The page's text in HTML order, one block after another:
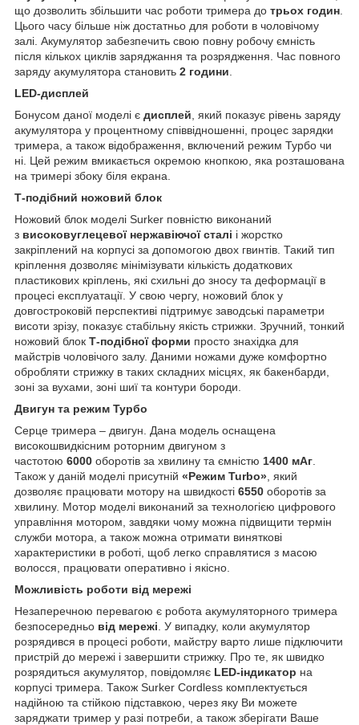
що дозволить збільшити час роботи тримера до трьох годин
Цього часу більше ніж достатньо для роботи в чоловічому
залі. Акумулятор забезпечить свою повну робочу ємність
після кількох циклів заряджання та розрядження. Час повного
заряду акумулятора становить 2 години
LED-дисплей
Бонусом даної моделі є дисплей , який показує рівень заряду
акумулятора у процентному співвідношенні, процес зарядки
тримера, а також відображення, включений режим Турбо чи
ні. Цей режим вмикається окремою кнопкою, яка розташована
на тримері збоку біля екрана.
Т-подібний ножовий блок
Ножовий блок моделі Surker повністю виконаний
з високовуглецевої нержавіючої сталі і жорстко
закріплений на корпусі за допомогою двох гвинтів. Такий тип
кріплення дозволяє мінімізувати кількість додаткових
пластикових кріплень, які схильні до зносу та деформації в
процесі експлуатації. У свою чергу, ножовий блок у
довгостроковій перспективі підтримує заводські параметри
висоти зрізу, показує стабільну якість стрижки. Зручний, тонкий
ножовий блок Т-подібної форми просто знахідка для
майстрів чоловічого залу. Даними ножами дуже комфортно
обробляти стрижку в таких складних місцях, як бакенбарди,
зоні за вухами, зоні шиї та контури бороди.
Двигун та режим Турбо
Серце тримера – двигун. Дана модель оснащена
високошвидкісним роторним двигуном з
частотою 6000 оборотів за хвилину та ємністю 1400 мАг
Також у даній моделі присутній «Режим Turbo» , який
дозволяє працювати мотору на швидкості 6550 оборотів за
хвилину. Мотор моделі виконаний за технологією цифрового
управління мотором, завдяки чому можна підвищити термін
служби мотора, а також можна отримати виняткові
характеристики в роботі, щоб легко справлятися з масою
волосся, працювати оперативно і якісно.
Можливість роботи від мережі
Незаперечною перевагою є робота акумуляторного тримера
безпосередньо від мережі . У випадку, коли акумулятор
розрядився в процесі роботи, майстру варто лише підключити
пристрій до мережі і завершити стрижку. Про те, як швидко
розрядиться акумулятор, повідомляє LED-індикатор на
корпусі тримера. Також Surker Сordless комплектується
надійною та стійкою підставкою, через яку Ви можете
заряджати тример у разі потреби, а також зберігати Ваше